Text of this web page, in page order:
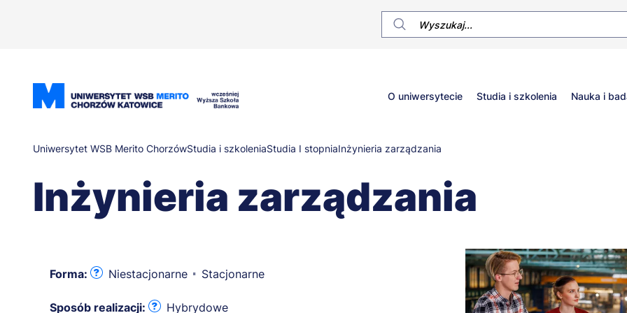
Główne
menu
O uniwersytecie Studia i szkolenia Nauka i
Ścieżka
nawigacyjna
Uniwersytet WSB Merito ChorzówStudia i szkoleniaStudia I stopniaInżynieria zarządzania
Inżynieria zarządzania
Forma: Niestacjonarne Stacjonarne
Sposób realizacji:
Hybrydowe